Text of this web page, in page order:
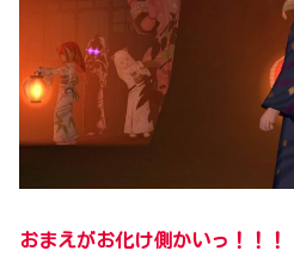
おまえがお化け側かいっ！！！